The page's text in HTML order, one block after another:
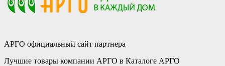
АРГО официальный сайт партнера
Лучшие товары компании АРГО в Каталоге АРГО